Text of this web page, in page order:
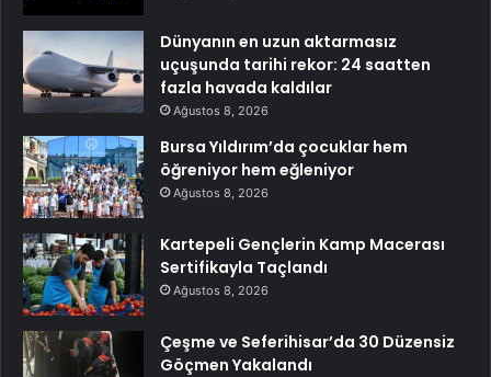
Dünyanın en uzun aktarmasız
uçuşunda tarihi rekor: 24 saatten
fazla havada kaldılar
Ağustos 8, 2026
Bursa Yıldırım’da çocuklar hem
öğreniyor hem eğleniyor
Ağustos 8, 2026
Kartepeli Gençlerin Kamp Macerası
Sertifikayla Taçlandı
Ağustos 8, 2026
Çeşme ve Seferihisar’da 30 Düzensiz
Göçmen Yakalandı